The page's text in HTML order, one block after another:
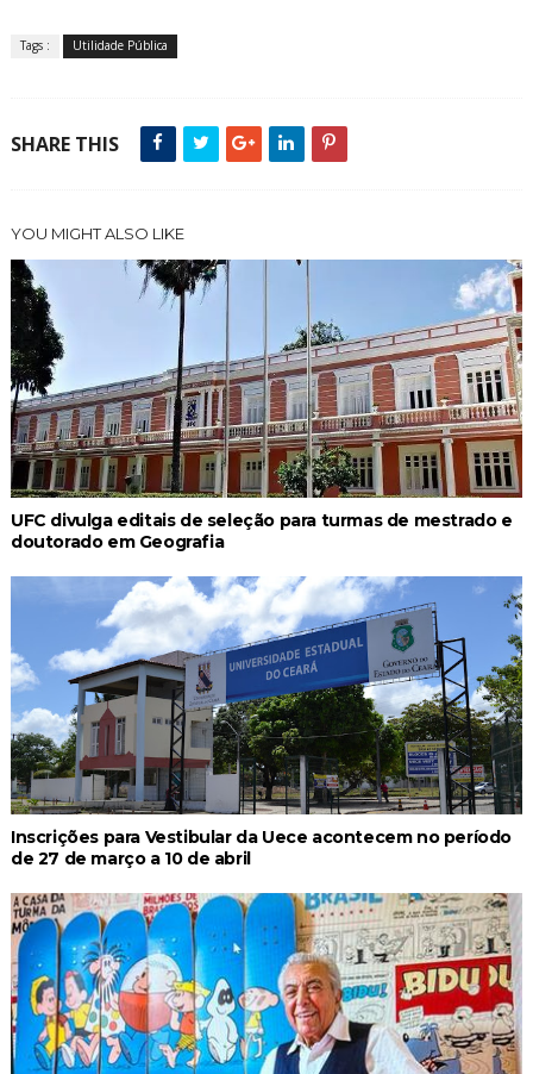
Tags : Utilidade Pública
SHARE THIS
YOU MIGHT ALSO LIKE
UFC divulga editais de seleção para turmas de mestrado e
doutorado em Geografia
Inscrições para Vestibular da Uece acontecem no período
de 27 de março a 10 de abril